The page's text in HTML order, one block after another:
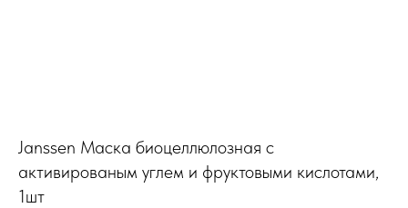
Janssen Маска биоцеллюлозная с
активированым углем и фруктовыми кислотами,
1шт